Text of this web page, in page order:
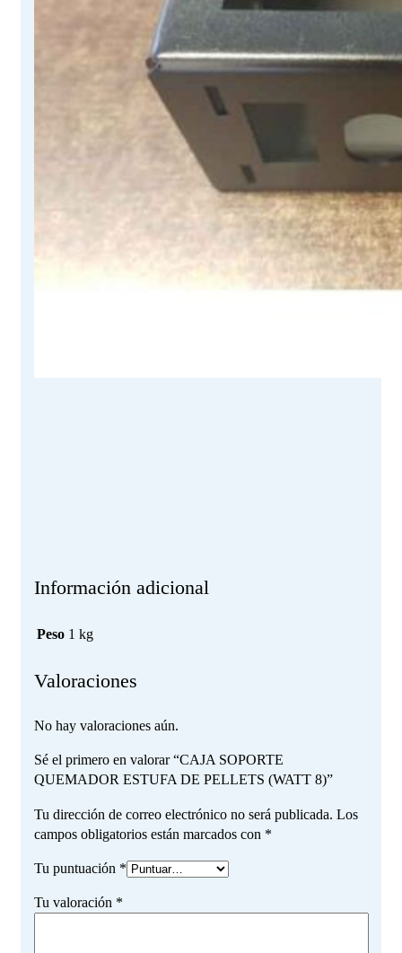
Información adicional
Peso 1 kg
Valoraciones
No hay valoraciones aún.
Sé el primero en valorar “CAJA SOPORTE
QUEMADOR ESTUFA DE PELLETS (WATT 8)”
Tu dirección de correo electrónico no será publicada. Los
campos obligatorios están marcados con *
Tu puntuación *
Tu valoración *